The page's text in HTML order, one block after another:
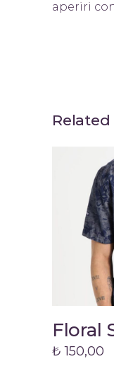
aperiri
Floral
₺ 150,00